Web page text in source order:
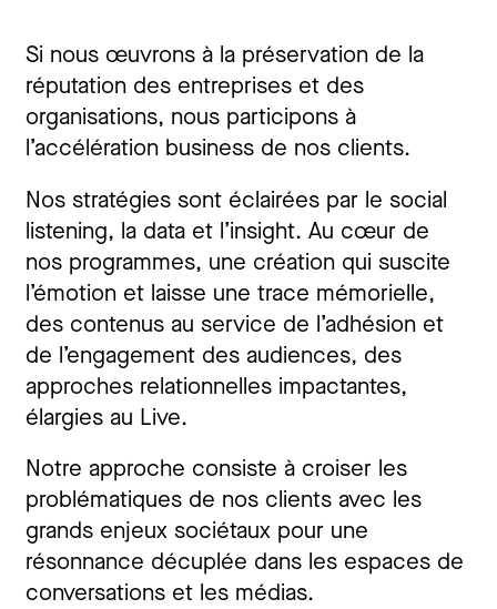
Si nous œuvrons à la préservation de la
réputation des entreprises et des
organisations, nous participons à
l’accélération business de nos clients.
Nos stratégies sont éclairées par le social
listening, la data et l’insight. Au cœur de
nos programmes, une création qui suscite
l’émotion et laisse une trace mémorielle,
des contenus au service de l’adhésion et
de l’engagement des audiences, des
approches relationnelles impactantes,
élargies au Live.
Notre approche consiste à croiser les
problématiques de nos clients avec les
grands enjeux sociétaux pour une
résonnance décuplée dans les espaces de
conversations et les médias.